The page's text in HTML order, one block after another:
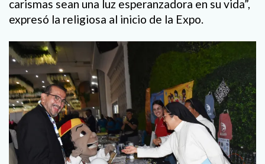
carismas sean una luz esperanzadora en su vida”,
expresó la religiosa al inicio de la Expo.